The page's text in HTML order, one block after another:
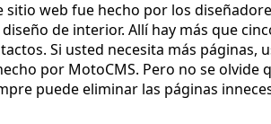
sitio web fue hecho por los
de interior. Allí hay más que
Si usted necesita más
por MotoCMS. Pero no se olvide
puede eliminar las páginas